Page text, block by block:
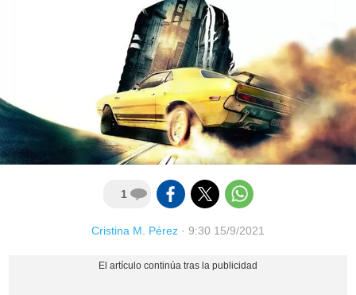
1
Cristina M. Pérez · 9:30 15/9/2021